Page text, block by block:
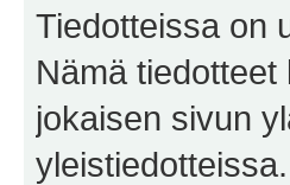
Tiedotteissa on
Nämä
jokaisen sivun